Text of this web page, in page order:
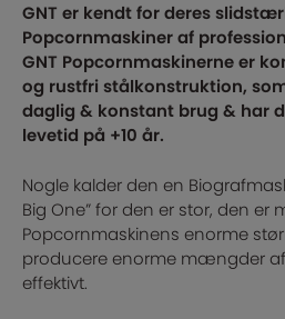
GNT er kendt for deres
Popcornmaskiner af
GNT Popcornmaskinerne er
og rustfri stålkonstruktion,
daglig & konstant brug & har
levetid på +10 år.
Nogle kalder den en
Big One” for den er stor, den er
Popcornmaskinens enorme
producere enorme mængder
effektivt.